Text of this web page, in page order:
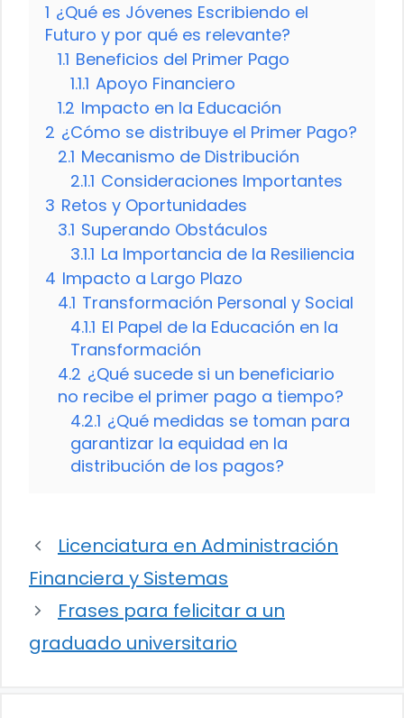
1 ¿Qué es Jóvenes Escribiendo el
Futuro y por qué es relevante?
1.1 Beneficios del Primer Pago
1.1.1 Apoyo Financiero
1.2 Impacto en la Educación
2 ¿Cómo se distribuye el Primer Pago?
2.1 Mecanismo de Distribución
2.1.1 Consideraciones Importantes
3 Retos y Oportunidades
3.1 Superando Obstáculos
3.1.1 La Importancia de la Resiliencia
4 Impacto a Largo Plazo
4.1 Transformación Personal y Social
4.1.1 El Papel de la Educación en la
Transformación
4.2 ¿Qué sucede si un beneficiario
no recibe el primer pago a tiempo?
4.2.1 ¿Qué medidas se toman para
garantizar la equidad en la
distribución de los pagos?
Licenciatura en Administración
Financiera y Sistemas
Frases para felicitar a un
graduado universitario